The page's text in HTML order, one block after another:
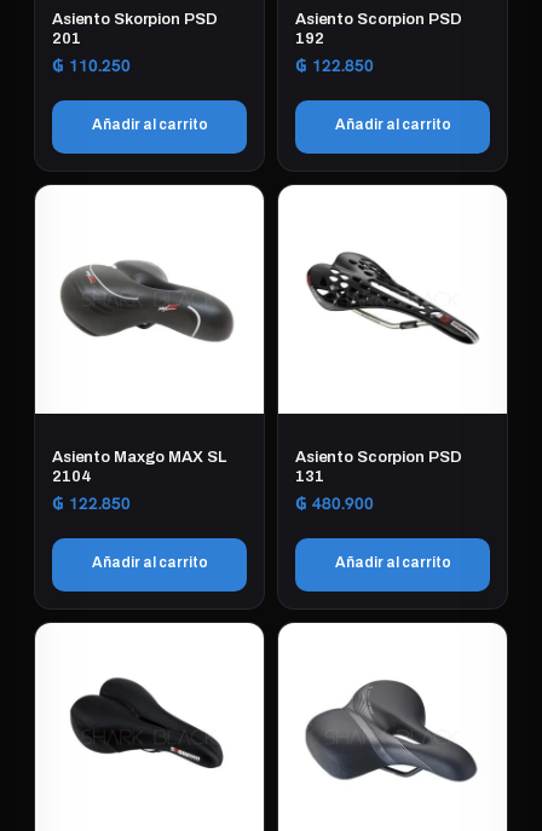
Asiento Skorpion PSD
201
₲ 110.250
Añadir al carrito
Asiento Scorpion PSD
192
₲ 122.850
Añadir al carrito
Asiento Maxgo MAX SL
2104
₲ 122.850
Añadir al carrito
Asiento Scorpion PSD
131
₲ 480.900
Añadir al carrito